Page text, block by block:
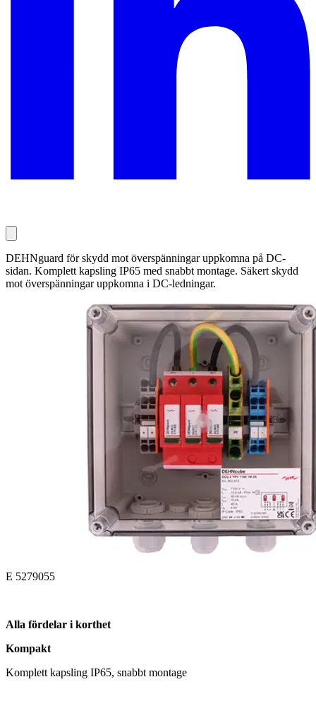
DEHNguard för skydd mot överspänningar uppkomna på DC-
sidan. Komplett kapsling IP65 med snabbt montage. Säkert skydd
mot överspänningar uppkomna i DC-ledningar.
E 5279055
Alla fördelar i korthet
Kompakt
Komplett kapsling IP65, snabbt montage